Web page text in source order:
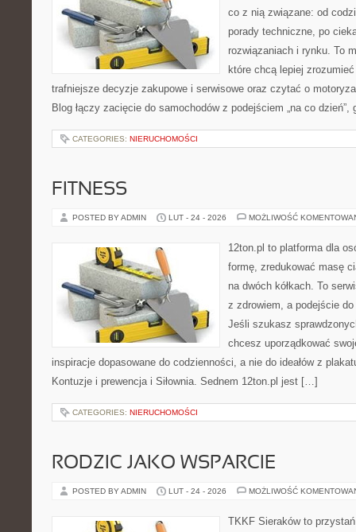
co z nią związane: od
porady techniczne, po
rozwiązaniach i rynku. To
które chcą lepiej
trafniejsze decyzje zakupowe i serwisowe oraz czytać o
Blog łączy zacięcie do samochodów z podejściem „na co
CATEGORIES: NIERUCHOMOŚCI
FITNESS
POSTED BY ADMIN LUT - 24 - 2026 MOŻLIWOŚĆ
12ton.pl to platforma dla
formę, zredukować masę
na dwóch kółkach. To
z zdrowiem, a podejście
Jeśli szukasz
chcesz uporządkować
inspiracje dopasowane do codzienności, a nie do ideałów z
Kontuzje i prewencja i Siłownia. Sednem 12ton.pl jest […]
CATEGORIES: NIERUCHOMOŚCI
RODZIC JAKO WSPARCIE
POSTED BY ADMIN LUT - 24 - 2026 MOŻLIWOŚĆ
TKKF Sieraków to